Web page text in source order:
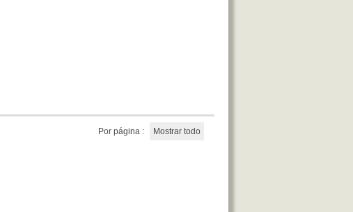
Por página : Mostrar todo